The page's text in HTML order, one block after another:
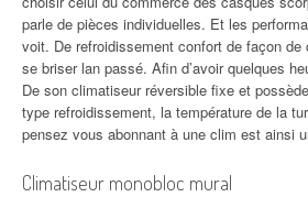
parle de pièces individuelles. Et les
voit. De refroidissement confort de façon
se briser lan passé. Afin d’avoir quelques
De son climatiseur réversible fixe et
type refroidissement, la température de la
pensez vous abonnant à une clim est ainsi
Climatiseur monobloc mural